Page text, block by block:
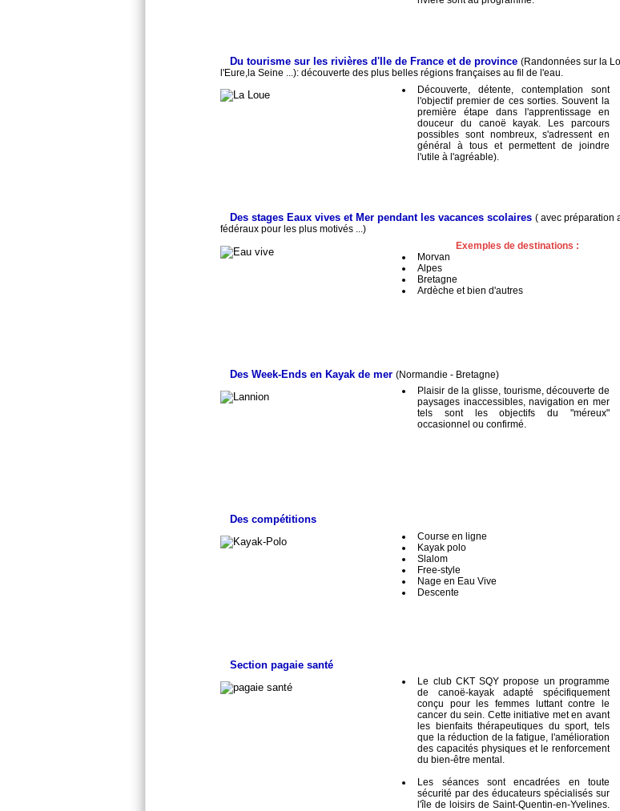
Du tourisme sur les rivières d'Ile de France et de province (Randonnées sur la
l'Eure,la Seine ...): découverte des plus belles régions françaises au fil de l'eau.
Découverte, détente, contemplation sont
l'objectif premier de ces sorties. Souvent la
première étape dans l'apprentissage en
douceur du canoë kayak. Les parcours
possibles sont nombreux, s'adressent en
général à tous et permettent de joindre
l'utile à l'agréable).
Des stages Eaux vives et Mer pendant les vacances scolaires ( avec préparation
fédéraux pour les plus motivés ...)
Exemples de destinations :
Morvan
Alpes
Bretagne
Ardèche et bien d'autres
Des Week-Ends en Kayak de mer (Normandie - Bretagne)
Plaisir de la glisse, tourisme, découverte de
paysages inaccessibles, navigation en mer
tels sont les objectifs du "méreux"
occasionnel ou confirmé.
Des compétitions
Course en ligne
Kayak polo
Slalom
Free-style
Nage en Eau Vive
Descente
Section pagaie santé
Le club CKT SQY propose un programme
de canoë-kayak adapté spécifiquement
conçu pour les femmes luttant contre le
cancer du sein. Cette initiative met en avant
les bienfaits thérapeutiques du sport, tels
que la réduction de la fatigue, l'amélioration
des capacités physiques et le renforcement
du bien-être mental.
Les séances sont encadrées en toute
sécurité par des éducateurs spécialisés sur
l'île de loisirs de Saint-Quentin-en-Yvelines.